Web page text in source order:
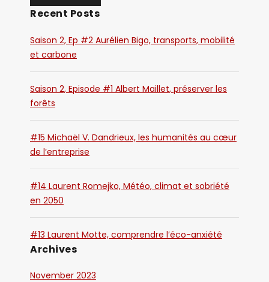
Recent Posts
Saison 2, Ep #2 Aurélien Bigo, transports, mobilité
et carbone
Saison 2, Episode #1 Albert Maillet, préserver les
forêts
#15 Michaël V. Dandrieux, les humanités au cœur
de l’entreprise
#14 Laurent Romejko, Météo, climat et sobriété
en 2050
#13 Laurent Motte, comprendre l’éco-anxiété
Archives
November 2023